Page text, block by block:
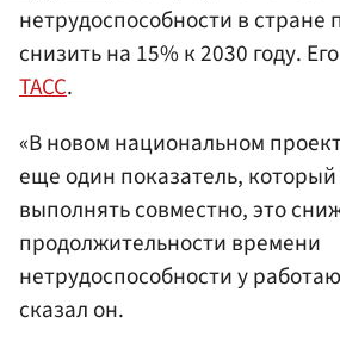
нетрудоспособности в стране
снизить на 15% к 2030 году.
ТАСС.
«В новом национальном
еще один показатель,
выполнять совместно, это
продолжительности времени
нетрудоспособности у
сказал он.